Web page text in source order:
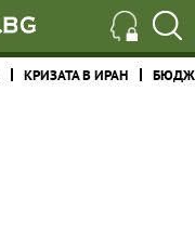
КРИЗАТА В ИРАН